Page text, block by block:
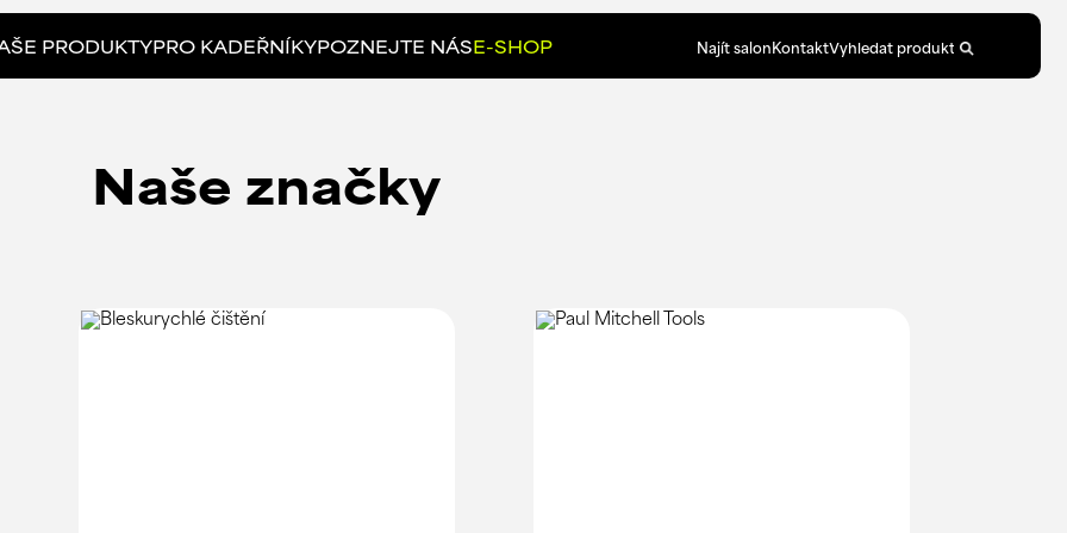
PRODUKTY PRO KADEŘNÍKY POZNEJTE NÁS E-SHOP Najít salon Kontakt
Naše značky